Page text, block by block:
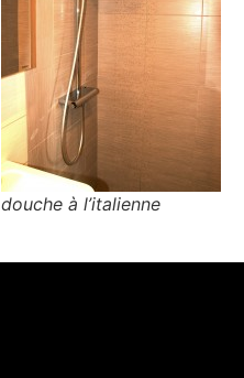
douche à l’italienne